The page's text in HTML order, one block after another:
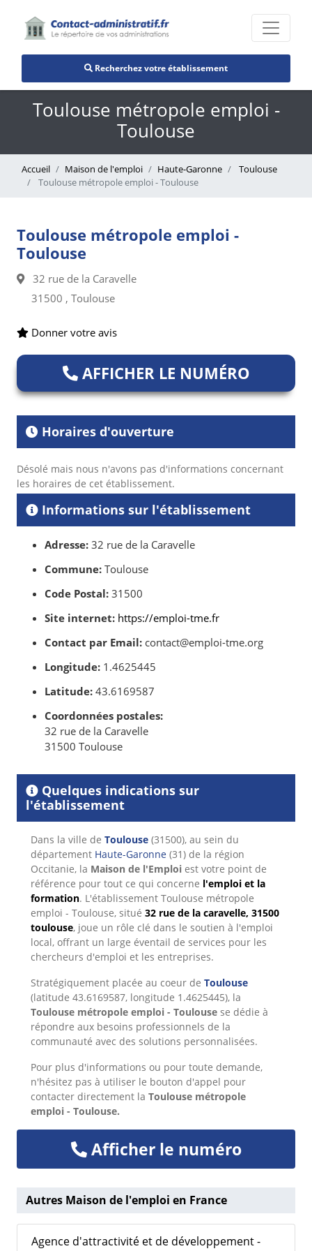
Recherchez votre établissement
Toulouse métropole emploi -
Toulouse
Accueil Maison de l'emploi Haute-Garonne
Toulouse
Toulouse métropole emploi - Toulouse
Toulouse métropole emploi -
Toulouse
32 rue de la Caravelle
31500 , Toulouse
Donner votre avis
AFFICHER LE NUMÉRO
Horaires d'ouverture
Désolé mais nous n'avons pas d'informations concernant
les horaires de cet établissement.
Informations sur l'établissement
Adresse: 32 rue de la Caravelle
Commune: Toulouse
Code Postal: 31500
Site internet: https://emploi-tme.fr
Contact par Email: contact@emploi-tme.org
Longitude: 1.4625445
Latitude: 43.6169587
Coordonnées postales:
32 rue de la Caravelle
31500 Toulouse
Quelques indications sur
l'établissement
Dans la ville de Toulouse (31500), au sein du
département Haute-Garonne (31) de la région
Occitanie, la Maison de l'Emploi est votre point de
référence pour tout ce qui concerne l'emploi et la
formation. L'établissement Toulouse métropole
emploi - Toulouse, situé 32 rue de la caravelle, 31500
toulouse, joue un rôle clé dans le soutien à l'emploi
local, offrant un large éventail de services pour les
chercheurs d'emploi et les entreprises.
Stratégiquement placée au coeur de Toulouse
(latitude 43.6169587, longitude 1.4625445), la
Toulouse métropole emploi - Toulouse se dédie à
répondre aux besoins professionnels de la
communauté avec des solutions personnalisées.
Pour plus d'informations ou pour toute demande,
n'hésitez pas à utiliser le bouton d'appel pour
contacter directement la Toulouse métropole
emploi - Toulouse.
Afficher le numéro
Autres Maison de l'emploi en France
Agence d'attractivité et de développement -